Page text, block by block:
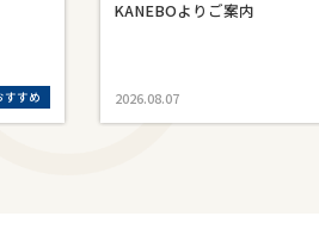
すすめ
KANEBOよりご案内
2026.08.07